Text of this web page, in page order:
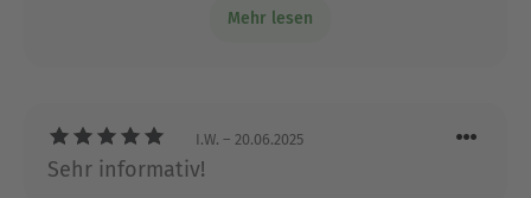
geschrieben. empfehlenswert
Mehr lesen
I.W. – 20.06.2025
Sehr informativ!